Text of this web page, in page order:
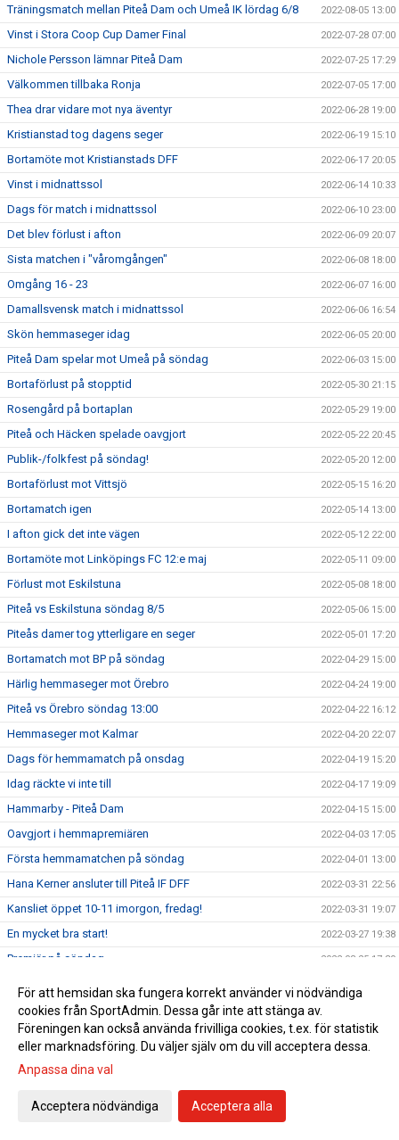
Träningsmatch mellan Piteå Dam och Umeå IK lördag 6/8 2022-08-05 13:00
Vinst i Stora Coop Cup Damer Final 2022-07-28 07:00
Nichole Persson lämnar Piteå Dam 2022-07-25 17:29
Välkommen tillbaka Ronja 2022-07-05 17:00
Thea drar vidare mot nya äventyr 2022-06-28 19:00
Kristianstad tog dagens seger 2022-06-19 15:10
Bortamöte mot Kristianstads DFF 2022-06-17 20:05
Vinst i midnattssol 2022-06-14 10:33
Dags för match i midnattssol 2022-06-10 23:00
Det blev förlust i afton 2022-06-09 20:07
Sista matchen i "våromgången" 2022-06-08 18:00
Omgång 16 - 23 2022-06-07 16:00
Damallsvensk match i midnattssol 2022-06-06 16:54
Skön hemmaseger idag 2022-06-05 20:00
Piteå Dam spelar mot Umeå på söndag 2022-06-03 15:00
Bortaförlust på stopptid 2022-05-30 21:15
Rosengård på bortaplan 2022-05-29 19:00
Piteå och Häcken spelade oavgjort 2022-05-22 20:45
Publik-/folkfest på söndag! 2022-05-20 12:00
Bortaförlust mot Vittsjö 2022-05-15 16:20
Bortamatch igen 2022-05-14 13:00
I afton gick det inte vägen 2022-05-12 22:00
Bortamöte mot Linköpings FC 12:e maj 2022-05-11 09:00
Förlust mot Eskilstuna 2022-05-08 18:00
Piteå vs Eskilstuna söndag 8/5 2022-05-06 15:00
Piteås damer tog ytterligare en seger 2022-05-01 17:20
Bortamatch mot BP på söndag 2022-04-29 15:00
Härlig hemmaseger mot Örebro 2022-04-24 19:00
Piteå vs Örebro söndag 13:00 2022-04-22 16:12
Hemmaseger mot Kalmar 2022-04-20 22:07
Dags för hemmamatch på onsdag 2022-04-19 15:20
Idag räckte vi inte till 2022-04-17 19:09
Hammarby - Piteå Dam 2022-04-15 15:00
Oavgjort i hemmapremiären 2022-04-03 17:05
Första hemmamatchen på söndag 2022-04-01 13:00
Hana Kerner ansluter till Piteå IF DFF 2022-03-31 22:56
Kansliet öppet 10-11 imorgon, fredag! 2022-03-31 19:07
En mycket bra start! 2022-03-27 19:38
Premiär på söndag 2022-03-25 17:30
Se alla matcher från Obos Damallsvenskan 2022
Upptaktsträff Obos Damallsvenskan 2022-03-23 08:00
Match 3 i Svenska Cupens gruppspel på LF
För att hemsidan ska fungera korrekt använder vi nödvändiga
cookies från SportAdmin. Dessa går inte att stänga av.
Föreningen kan också använda frivilliga cookies, t.ex. för statistik
eller marknadsföring. Du väljer själv om du vill acceptera dessa.
Anpassa dina val
Acceptera nödvändiga Acceptera alla